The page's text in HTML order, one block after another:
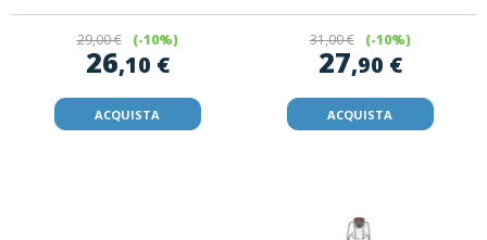
29,00 € (-10%)
26,10 €
ACQUISTA
31,00 € (-10%)
27,90 €
ACQUISTA